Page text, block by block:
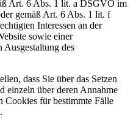
Art. 6 Abs. 1 lit. a DSGVO im
gemäß Art. 6 Abs. 1 lit. f
Interessen an der
sowie einer
des
dass Sie über das Setzen
einzeln über deren Annahme
Cookies für bestimmte Fälle